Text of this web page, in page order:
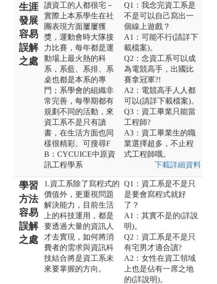
生涯
發展
容易
誤解
之處
讀資工的人都很宅－
實際上本系學生在社
團表現方面屢屢獲
獎，運動會時大隊接
力比賽，每年都是運
動場上最火熱的科
系，系藍、系排、系
桌也都是本系的專
門；系學會的組織非
常完善，每學期都有
規劃不同的活動，來
資工系不是只有讀
書，在生活方面也同
樣很精彩。可搜尋F
B：CYCUICE中原資
訊工程學系
Q1：我念完資工系是
不是可以自己寫出一
個線上遊戲？
A1：可能不行(請詳下
載檔案)。
Q2：念資工系可以成
為電競高手，出國比
賽拿冠軍?!
A2：電競高手人人都
可以(請詳下載檔案)。
Q3：資工畢業只能當
工程師?
A3：資工畢業生的職
業選擇超多，不止程
式工程師哦。
下載詳細資料
學習
方法
容易
誤解
之處
1.資工系除了寫程式的
價值外，更重視問題
解決能力，目前生活
上的科技運用，都是
要透過大量的資訊人
才去實現，如何將消
費者的需求與資訊科
技結合將是資工系未
來要掌握的方向。
Q1：資工系是不是只
是要會寫程式就好
了？
A1：其實不是的(詳說
明)。
Q2：資工系是不是只
有宅男才適合讀?
A2：女性在資工領域
上也是佔有一席之地
的(詳說明)。